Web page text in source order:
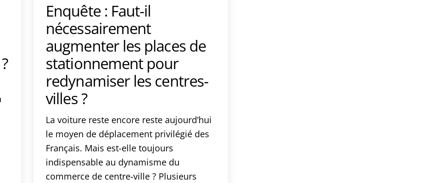
Enquête : Faut-il
nécessairement
augmenter les places de
stationnement pour
redynamiser les centres-
villes ?
La voiture reste encore reste aujourd’hui
le moyen de déplacement privilégié des
Français. Mais est-elle toujours
indispensable au dynamisme du
commerce de centre-ville ? Plusieurs